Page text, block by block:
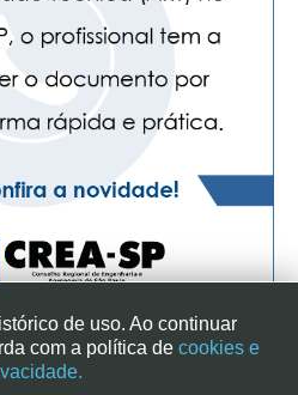
NO ESTADO DE SÃO PAULO
de uso. Ao continuar
com a política de cookies e